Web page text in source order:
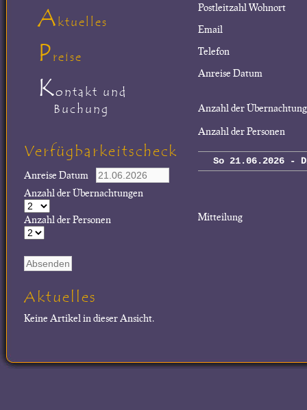
Postleitzahl Wohnort
Email
Telefon
Anreise Datum
Anzahl der
Anzahl der Personen
So 21.06.2026 -
Mitteilung
Aktuelles
Preise
Kontakt und
Buchung
Verfügbarkeitscheck
Anreise Datum
Anzahl der Übernachtungen
Anzahl der Personen
Aktuelles
Keine Artikel in dieser Ansicht.